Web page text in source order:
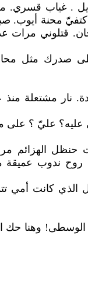
. غياب قسري.
كتفيّ محنة أيوب.
قتلوني
صدرك مثل
نار مشتعلة
عليه؟ عليّ ؟ على
الهزائم
ندوب عميقة ما
الذي كانت أمي
الوسطى! وهنا حك